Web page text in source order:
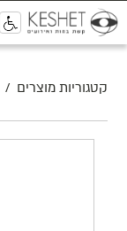
קטגוריות מוצרים /